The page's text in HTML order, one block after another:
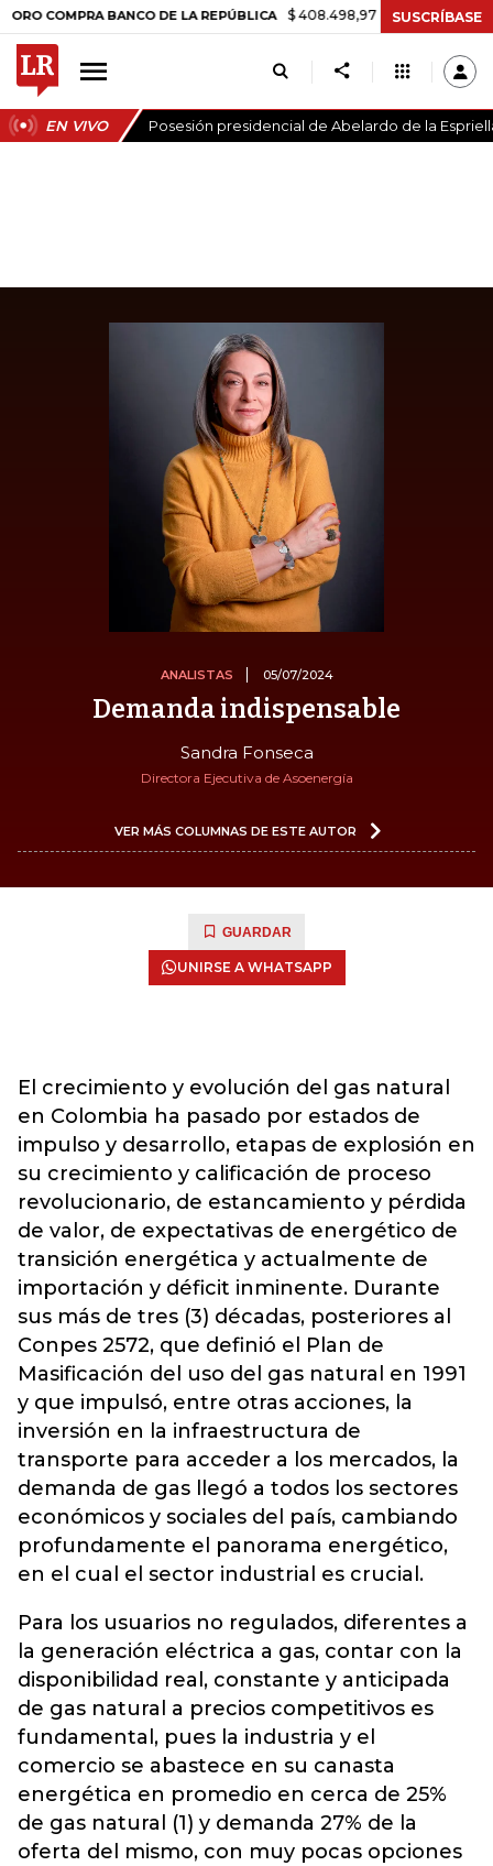
COMPRA BANCO DE LA REPÚBLICA $ 408.498,97 +$ 8.753,81 +2,19%
SUSCRÍBASE
EN VIVO Posesión presidencial de Abelardo de la
ANALISTAS 05/07/2024
Demanda indispensable
Sandra Fonseca
Directora Ejecutiva de Asoenergía
VER MÁS COLUMNAS DE ESTE AUTOR
GUARDAR
UNIRSE A WHATSAPP
El crecimiento y evolución del gas natural
en Colombia ha pasado por estados de
impulso y desarrollo, etapas de explosión en
su crecimiento y calificación de proceso
revolucionario, de estancamiento y pérdida
de valor, de expectativas de energético de
transición energética y actualmente de
importación y déficit inminente. Durante
sus más de tres (3) décadas, posteriores al
Conpes 2572, que definió el Plan de
Masificación del uso del gas natural en 1991
y que impulsó, entre otras acciones, la
inversión en la infraestructura de
transporte para acceder a los mercados, la
demanda de gas llegó a todos los sectores
económicos y sociales del país, cambiando
profundamente el panorama energético,
en el cual el sector industrial es crucial.
Para los usuarios no regulados, diferentes a
la generación eléctrica a gas, contar con la
disponibilidad real, constante y anticipada
de gas natural a precios competitivos es
fundamental, pues la industria y el
comercio se abastece en su canasta
energética en promedio en cerca de 25%
de gas natural (1) y demanda 27% de la
oferta del mismo, con muy pocas opciones